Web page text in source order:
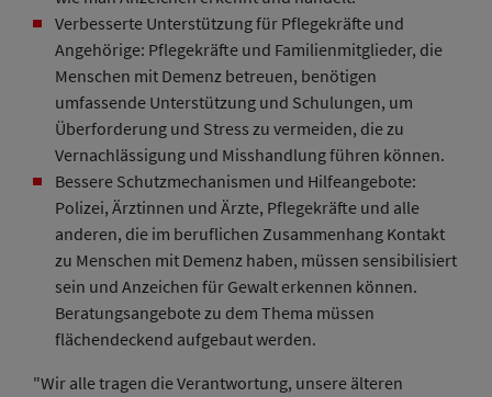
Verbesserte Unterstützung für Pflegekräfte und
Angehörige: Pflegekräfte und Familienmitglieder, die
Menschen mit Demenz betreuen, benötigen
umfassende Unterstützung und Schulungen, um
Überforderung und Stress zu vermeiden, die zu
Vernachlässigung und Misshandlung führen können.
Bessere Schutzmechanismen und Hilfeangebote:
Polizei, Ärztinnen und Ärzte, Pflegekräfte und alle
anderen, die im beruflichen Zusammenhang Kontakt
zu Menschen mit Demenz haben, müssen sensibilisiert
sein und Anzeichen für Gewalt erkennen können.
Beratungsangebote zu dem Thema müssen
flächendeckend aufgebaut werden.
"Wir alle tragen die Verantwortung, unsere älteren